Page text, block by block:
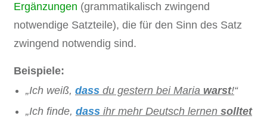
Ergänzungen (grammatikalisch zwingend
notwendige Satzteile), die für den Sinn des Satz
zwingend notwendig sind.
Beispiele:
„Ich weiß, dass du gestern bei Maria warst!“
„Ich finde, dass ihr mehr Deutsch lernen solltet